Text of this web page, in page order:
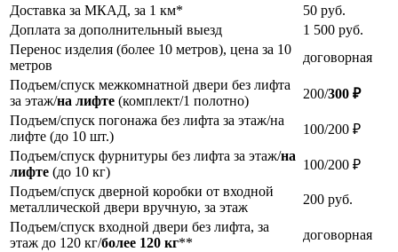
Доставка за МКАД, за 1 км*
50 руб.
Доплата за дополнительный выезд
1 500 руб.
Перенос изделия (более 10 метров), цена за 10
метров
договорная
Подъем/спуск межкомнатной двери без лифта
за этаж/на лифте (комплект/1 полотно) 200/300 ₽
Подъем/спуск погонажа без лифта за этаж/на
лифте (до 10 шт.)
100/200 ₽
Подъем/спуск фурнитуры без лифта за этаж/на
лифте (до 10 кг)
100/200 ₽
Подъем/спуск дверной коробки от входной
металлической двери вручную, за этаж
200 руб.
Подъем/спуск входной двери без лифта, за
этаж до 120 кг/более 120 кг**
договорная